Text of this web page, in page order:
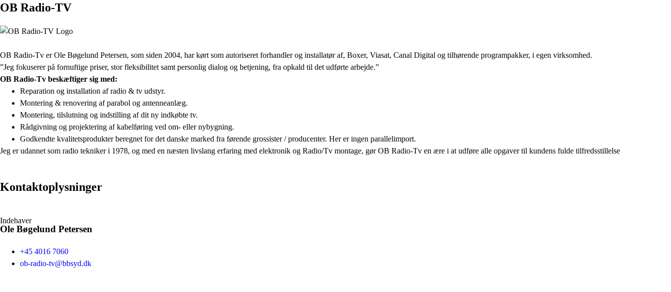
OB Radio-TV
OB Radio-Tv er Ole Bøgelund Petersen, som siden 2004, har kørt som autoriseret forhandler og installatør af, Boxer, Viasat, Canal Digital og tilhørende programpakker, i egen virksomhed.
”Jeg fokuserer på fornuftige priser, stor fleksibilitet samt personlig dialog og betjening, fra opkald til det udførte arbejde.”
OB Radio-Tv beskæftiger sig med:
Reparation og installation af radio & tv udstyr.
Montering & renovering af parabol og antenneanlæg.
Montering, tilslutning og indstilling af dit ny indkøbte tv.
Rådgivning og projektering af kabelføring ved om- eller nybygning.
Godkendte kvalitetsprodukter beregnet for det danske marked fra førende grossister / producenter. Her er ingen parallelimport.
Jeg er udannet som radio tekniker i 1978, og med en næsten livslang erfaring med elektronik og Radio/Tv montage, gør OB Radio-Tv en ære i at udføre alle opgaver til kundens fulde tilfredsstillelse
Kontaktoplysninger
Indehaver
Ole Bøgelund Petersen
+45 4016 7060
ob-radio-tv@bbsyd.dk